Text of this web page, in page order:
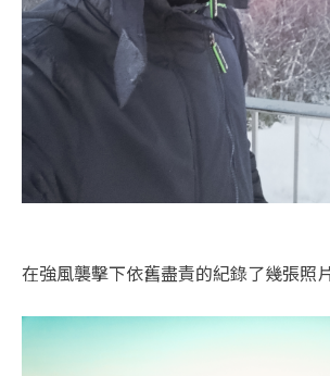
在強風襲擊下依舊盡責的紀錄了幾張照